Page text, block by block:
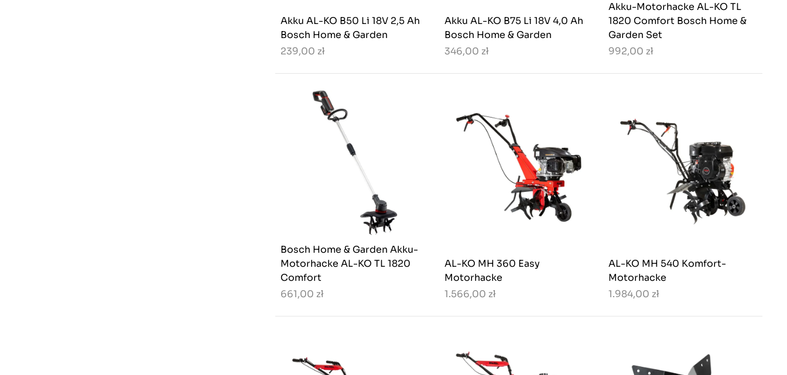
Akku AL-KO B50 Li 18V 2,5 Ah
Bosch Home & Garden
239,00 zł
Akku AL-KO B75 Li 18V 4,0 Ah
Bosch Home & Garden
346,00 zł
Akku-Motorhacke AL-KO TL
1820 Comfort Bosch Home &
Garden Set
992,00 zł
Bosch Home & Garden Akku-
Motorhacke AL-KO TL 1820
Comfort
661,00 zł
AL-KO MH 360 Easy
Motorhacke
1.566,00 zł
AL-KO MH 540 Komfort-
Motorhacke
1.984,00 zł